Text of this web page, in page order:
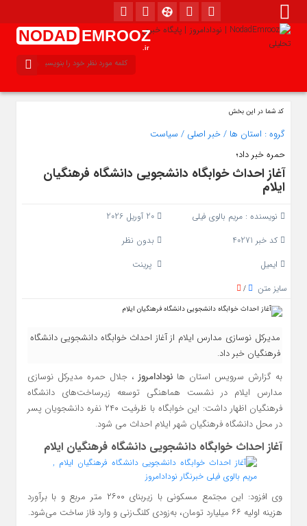
NODAD EMROOZ
.ir
کد شما در این بخش
گروه : استان ها /خبر اصلی / سیاست
حمره خبر داد؛
آغاز احداث خوابگاه دانشجویی دانشگاه فرهنگیان
ایلام
نویسنده : مریم بالوی فیلی
20 آوریل 2026
کد خبر 40271
بدون نظر
ایمیل
پرینت
سایز متن
/
مدیرکل نوسازی مدارس ایلام از آغاز احداث خوابگاه دانشجویی دانشگاه
فرهنگیان خبر داد.
به گزارش سرویس استان ها نودادامروز، جلال حمره مدیرکل نوسازی
مدارس ایلام در نشست هماهنگی توسعه زیرساخت‌های دانشگاه
فرهنگیان اظهار داشت: این خوابگاه با ظرفیت ۲۴۰ نفره دانشجویان پسر
در محل دانشگاه فرهنگیان شهر ایلام احداث می شود.
آغاز احداث خوابگاه دانشجویی دانشگاه فرهنگیان ایلام
وی افزود: این مجتمع مسکونی با زیربنای ۲۶۰۰ متر مربع و با برآورد
هزینه اولیه ۶۶ میلیارد تومان، به‌زودی کلنگ‌زنی و وارد فاز ساخت می‌شود.